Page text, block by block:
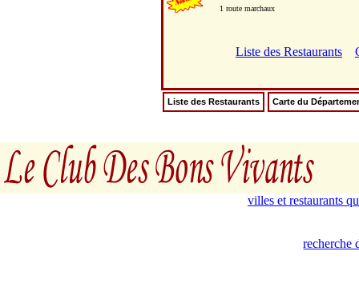
1 route marchaux
Liste des Restaurants
Liste des Restaurants Carte du
villes et restaurants
recherche